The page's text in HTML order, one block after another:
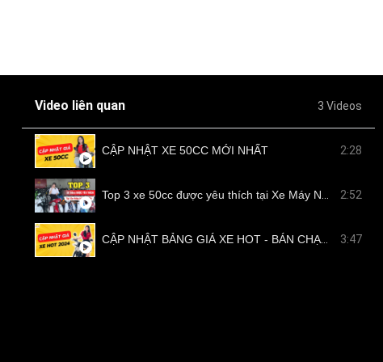
Video liên quan 3 Videos
CẬP NHẬT XE 50CC MỚI NHẤT 2:28
2:52
3:47